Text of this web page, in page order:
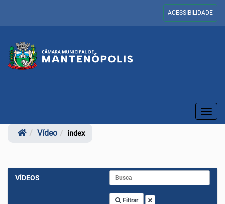
ACESSIBILIDADE
Vídeo index
VÍDEOS
Filtrar